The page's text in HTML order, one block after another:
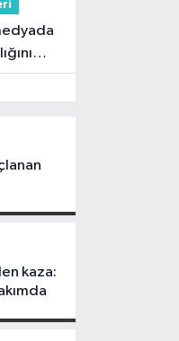
kaza: